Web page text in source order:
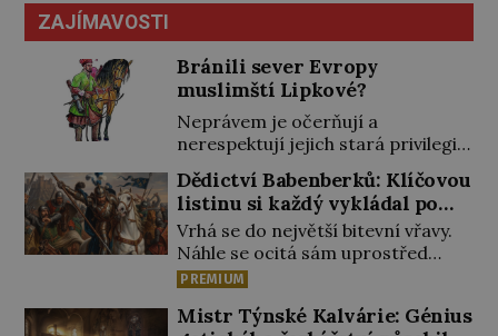
ZAJÍMAVOSTI
Bránili sever Evropy
muslimští Lipkové?
Neprávem je očerňují a
nerespektují jejich stará privilegia.
dohodnutý žold! Lipkové proti
těmto „podrazům“ hlasitě
protestují, jenže spravedlnosti
nedosáhnou. Proto se rozhodnou
vypovědět polské koruně
Osmanům! V Litvě se na počátku
Dědictví Babenberků: Klíčovou
listinu si každý vykládal po
svém
Vrhá se do největší bitevní vřavy.
Náhle se ocitá sám uprostřed
nepřátel. Nikdo z jeho věrných si
vévoda Fridrich II. padne 15.
PREMIUM
Mistr Týnské Kalvárie: Génius